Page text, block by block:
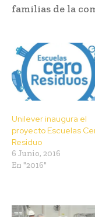
familias de la
Unilever inaugura el
proyecto Escuelas
Residuo
6 Junio, 2016
En "2016"